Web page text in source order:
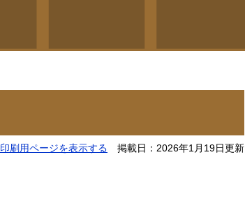
印刷用ページを表示する 掲載日：2026年1月19日更新